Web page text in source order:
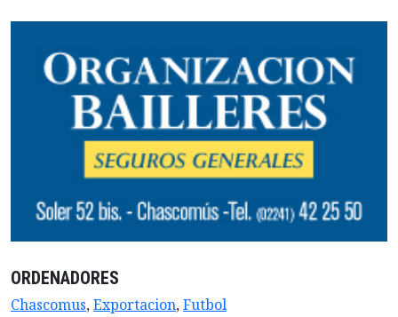
ORDENADORES
Chascomus,Exportacion,Futbol